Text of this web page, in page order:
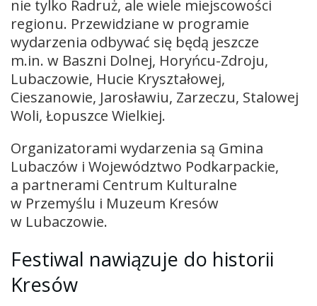
nie tylko Radruż, ale wiele miejscowości
regionu. Przewidziane w programie
wydarzenia odbywać się będą jeszcze
m.in. w Baszni Dolnej, Horyńcu-Zdroju,
Lubaczowie, Hucie Kryształowej,
Cieszanowie, Jarosławiu, Zarzeczu, Stalowej
Woli, Łopuszce Wielkiej.
Organizatorami wydarzenia są Gmina
Lubaczów i Województwo Podkarpackie,
a partnerami Centrum Kulturalne
w Przemyślu i Muzeum Kresów
w Lubaczowie.
Festiwal nawiązuje do historii
Kresów